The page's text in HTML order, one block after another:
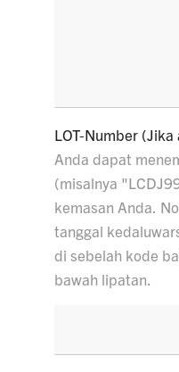
LOT-Number
Anda dapat
(misalnya
kemasan Anda.
tanggal
di sebelah kode
bawah lipatan.